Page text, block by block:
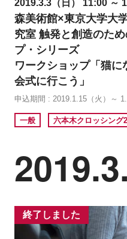
2019.3.3（日） 11:00 ～
森美術館×東京大学大
究室 触発と創造のた
プ・シリーズ
ワークショップ「猫に
会式に行こう」
申込期間 : 2019.1.15（火）～
一般 六本木クロッシング
終了しました